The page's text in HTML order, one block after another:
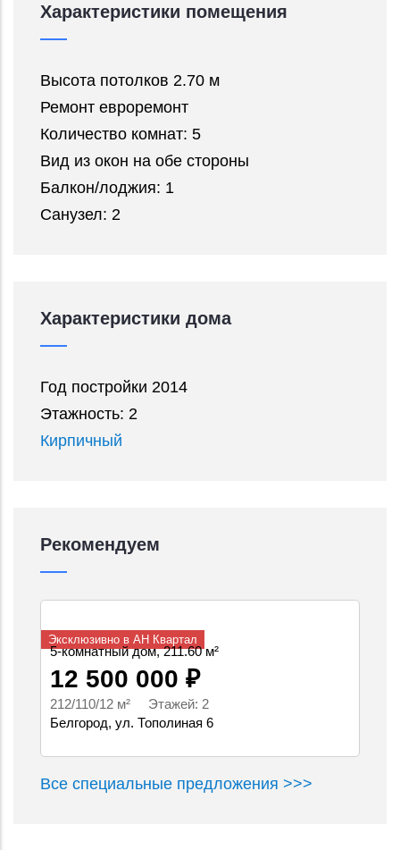
Характеристики помещения
Высота потолков 2.70 м
Ремонт евроремонт
Количество комнат: 5
Вид из окон на обе стороны
Балкон/лоджия: 1
Санузел: 2
Характеристики дома
Год постройки 2014
Этажность: 2
Кирпичный
Рекомендуем
Эксклюзивно в АН Квартал
5-комнатный дом, 211.60 м²
12 500 000 ₽
212/110/12 м² Этажей: 2
Белгород, ул. Тополиная 6
Все специальные предложения >>>